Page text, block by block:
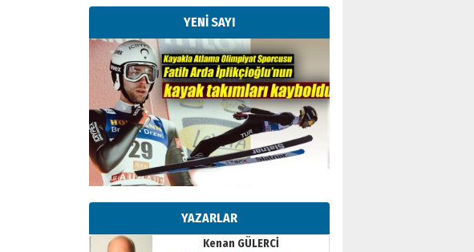
YENİ SAYI
YAZARLAR
Kenan GÜLERCİ
Metin Külünk: Aileyi Korumak
Geleceği Korumaktır
11 Mayıs 2026 Pazartesi
Kenan GÜLERCİ